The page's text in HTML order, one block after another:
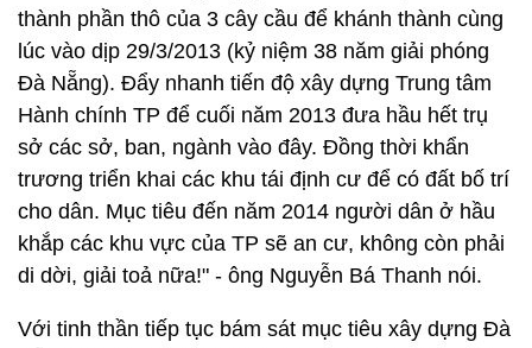
thành phần thô của 3 cây cầu để khánh thành cùng
lúc vào dịp 29/3/2013 (kỷ niệm 38 năm giải phóng
Đà Nẵng). Đẩy nhanh tiến độ xây dựng Trung tâm
Hành chính TP để cuối năm 2013 đưa hầu hết trụ
sở các sở, ban, ngành vào đây. Đồng thời khẩn
trương triển khai các khu tái định cư để có đất bố trí
cho dân. Mục tiêu đến năm 2014 người dân ở hầu
khắp các khu vực của TP sẽ an cư, không còn phải
di dời, giải toả nữa!" - ông Nguyễn Bá Thanh nói.
Với tinh thần tiếp tục bám sát mục tiêu xây dựng Đà